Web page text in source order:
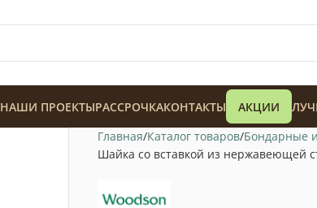
НАШИ ПРОЕКТЫРАССРОЧКАКОНТАКТЫ АКЦИИ
Главная Каталог товаров Бондарные
Шайка со вставкой из нержавеющей